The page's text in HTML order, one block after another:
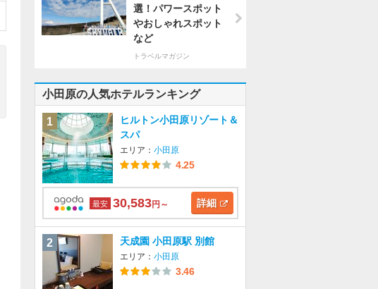
選！パワースポット
やおしゃれスポット
など
トラベルマガジン
小田原の人気ホテルランキング
1
ヒルトン小田原リゾート＆
スパ
エリア： 小田原
4.25
最安 30,583円～ 詳細
2 天成園 小田原駅 別館
エリア： 小田原
3.46